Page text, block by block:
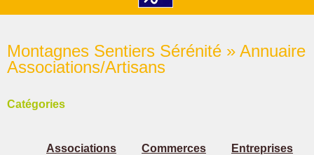
Montagnes Sentiers Sérénité » Annuaire
Associations/Artisans
Catégories
Associations Commerces Entreprises